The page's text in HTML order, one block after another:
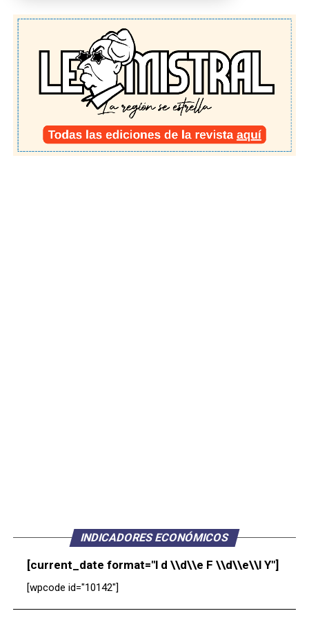
INDICADORES ECONÓMICOS
[current_date format="l d \\d\\e F \\d\\e\\l Y"]
[wpcode id="10142"]